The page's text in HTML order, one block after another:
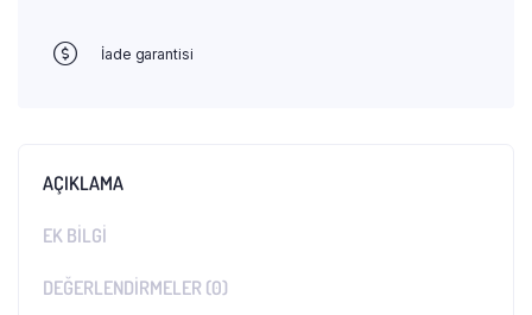
İade garantisi
AÇIKLAMA
EK BILGI
DEĞERLENDIRMELER (0)